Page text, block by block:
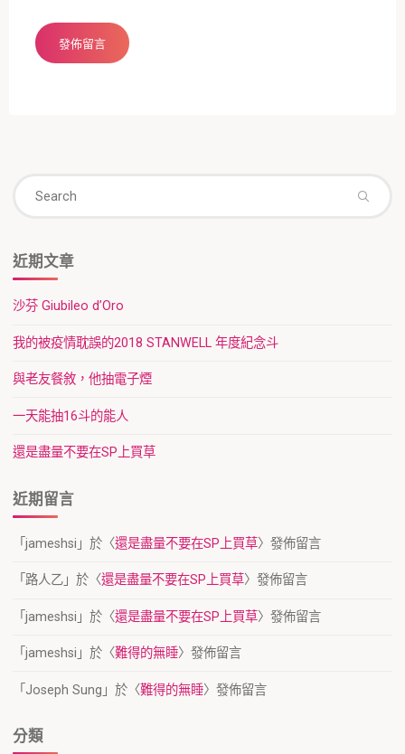
Search
近期文章
沙芬 Giubileo d’Oro
我的被疫情耽誤的2018 STANWELL 年度紀念斗
與老友餐敘，他抽電子煙
一天能抽16斗的能人
還是盡量不要在SP上買草
近期留言
「jameshsi 」於〈還是盡量不要在SP上買草〉發佈留言
「路人乙 」於〈還是盡量不要在SP上買草〉發佈留言
「jameshsi 」於〈還是盡量不要在SP上買草〉發佈留言
「jameshsi 」於〈難得的無睡〉發佈留言
「 Joseph Sung 」於〈難得的無睡〉發佈留言
分類